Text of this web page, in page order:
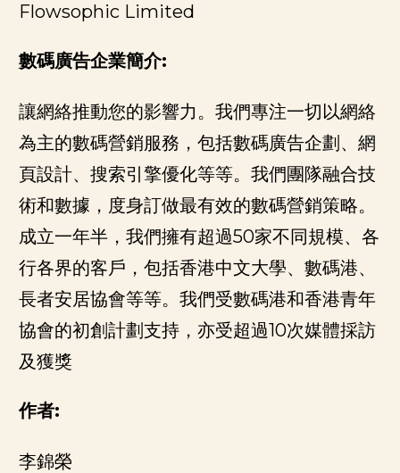
Flowsophic Limited
數碼廣告企業簡介:
讓網絡推動您的影響力。我們專注一切以網絡
為主的數碼營銷服務，包括數碼廣告企劃、網
頁設計、搜索引擎優化等等。我們團隊融合技
術和數據，度身訂做最有效的數碼營銷策略。
成立一年半，我們擁有超過50家不同規模、各
行各界的客戶，包括香港中文大學、數碼港、
長者安居協會等等。我們受數碼港和香港青年
協會的初創計劃支持，亦受超過10次媒體採訪
及獲獎
作者:
李錦榮